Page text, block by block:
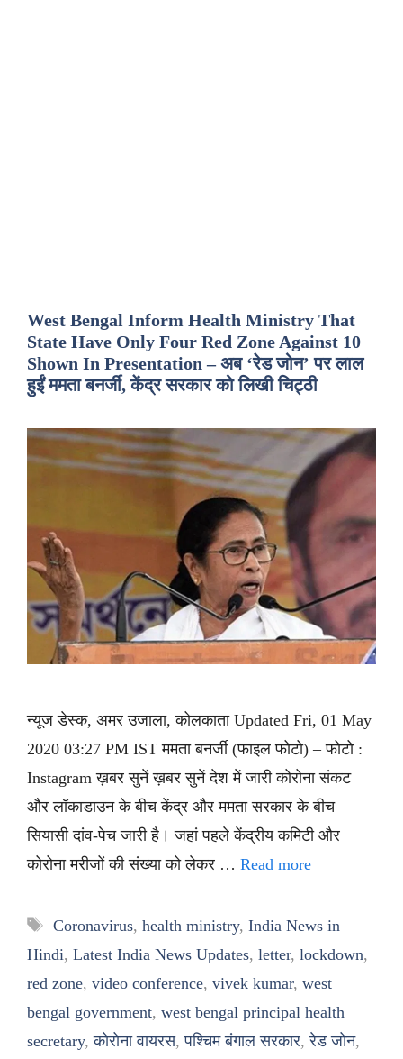
West Bengal Inform Health Ministry That
State Have Only Four Red Zone Against 10
Shown In Presentation – अब ‘रेड जोन’ पर लाल
हुईं ममता बनर्जी, केंद्र सरकार को लिखी चिट्ठी
न्यूज डेस्क, अमर उजाला, कोलकाता Updated Fri, 01 May
2020 03:27 PM IST ममता बनर्जी (फाइल फोटो) – फोटो :
Instagram ख़बर सुनें ख़बर सुनें देश में जारी कोरोना संकट
और लॉकाडाउन के बीच केंद्र और ममता सरकार के बीच
सियासी दांव-पेच जारी है। जहां पहले केंद्रीय कमिटी और
कोरोना मरीजों की संख्या को लेकर … Read more
Tags
Coronavirus, health ministry, India News in
Hindi, Latest India News Updates, letter, lockdown,
red zone, video conference, vivek kumar, west
bengal government, west bengal principal health
secretary,कोरोना वायरस,पश्चिम बंगाल सरकार,रेड जोन,